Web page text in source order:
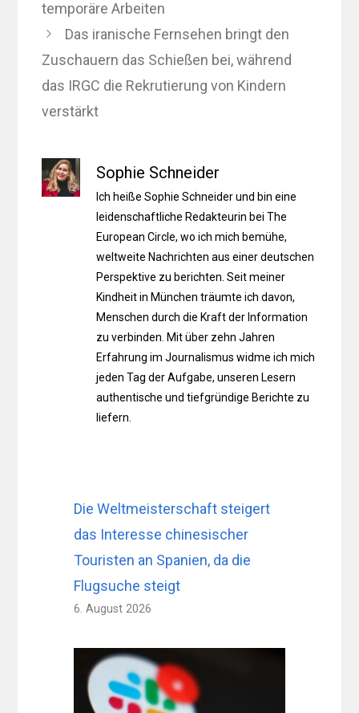
temporäre Arbeiten
Das iranische Fernsehen bringt den
Zuschauern das Schießen bei, während
das IRGC die Rekrutierung von Kindern
verstärkt
Sophie Schneider
Ich heiße Sophie Schneider und bin eine
leidenschaftliche Redakteurin bei The
European Circle, wo ich mich bemühe,
weltweite Nachrichten aus einer deutschen
Perspektive zu berichten. Seit meiner
Kindheit in München träumte ich davon,
Menschen durch die Kraft der Information
zu verbinden. Mit über zehn Jahren
Erfahrung im Journalismus widme ich mich
jeden Tag der Aufgabe, unseren Lesern
authentische und tiefgründige Berichte zu
liefern.
Die Weltmeisterschaft steigert
das Interesse chinesischer
Touristen an Spanien, da die
Flugsuche steigt
6. August 2026